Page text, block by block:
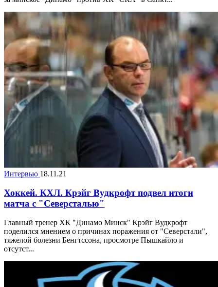
Интервью 18.11.21
Хоккей. КХЛ. Крэйг Вудкрофт подвел итоги
матча с "Северсталью"
Главный тренер ХК "Динамо Минск" Крэйг Вудкрофт
поделился мнением о причинах поражения от "Северстали",
тяжелой болезни Бенгтссона, просмотре Пышкайло и
отсутст...